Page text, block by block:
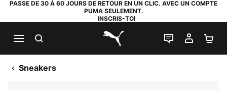
PASSE DE 30 À 60 JOURS DE RETOUR EN UN CLIC. AVEC UN COMPTE
PUMA SEULEMENT.
INSCRIS-TOI
PUMA.com
LIVE CHAT
MON
Sneakers